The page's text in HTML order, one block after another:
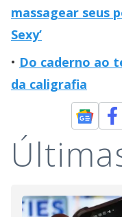
massagear seus
Sexy’
Do caderno ao
da caligrafia